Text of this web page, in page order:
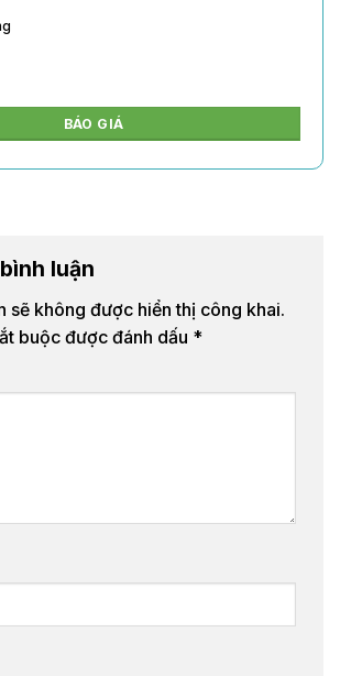
BÁO GIÁ
luận
sẽ không được hiển thị công khai.
buộc được đánh dấu *